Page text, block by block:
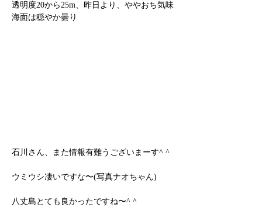
透明度20から25m、昨日より、ややおち気味
海面は穏やか曇り
石川さん、また情報有難うございまーす^ ^
ウミウシ凄いですな〜(写真ナオちゃん)
八丈島とても良かったですね〜^ ^